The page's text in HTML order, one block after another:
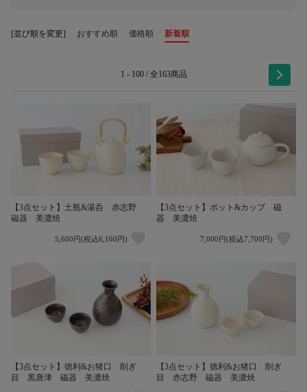
[並び順を変更] おすすめ順 価格順 新着順
1 - 100 / 全163商品
【3点セット】土瓶&湯呑 赤志野
磁器 美濃焼
5,600円(税込6,160円)
【3点セット】ポット&カップ 磁
器 美濃焼
7,000円(税込7,700円)
【3点セット】徳利&お猪口 削ぎ
目 黒唐津 磁器 美濃焼
【3点セット】徳利&お猪口 削ぎ
目 赤志野 磁器 美濃焼